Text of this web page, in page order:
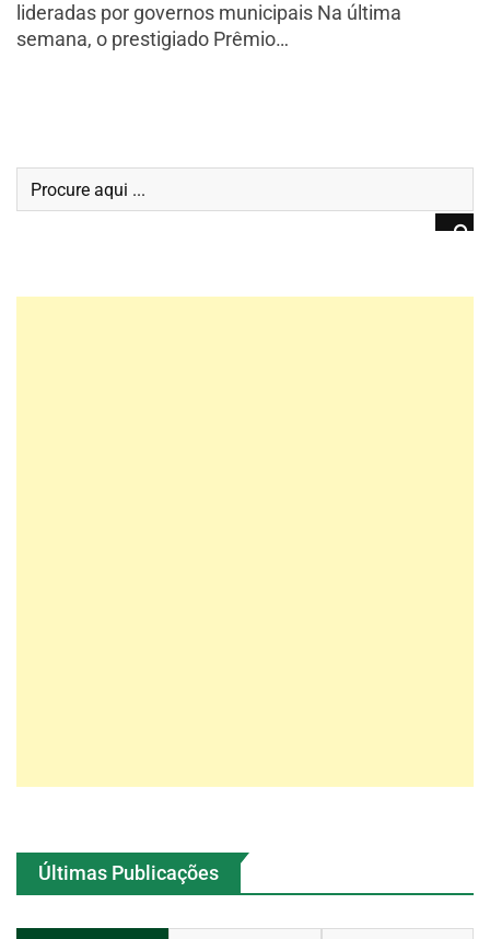
lideradas por governos municipais Na última
semana, o prestigiado Prêmio…
Últimas Publicações